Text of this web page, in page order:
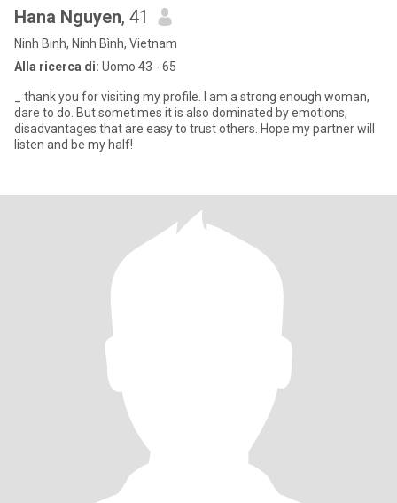
Hana Nguyen, 41
Ninh Binh, Ninh Bình, Vietnam
Alla ricerca di: Uomo 43 - 65
_ thank you for visiting my profile. I am a strong enough woman,
dare to do. But sometimes it is also dominated by emotions,
disadvantages that are easy to trust others. Hope my partner will
listen and be my half!